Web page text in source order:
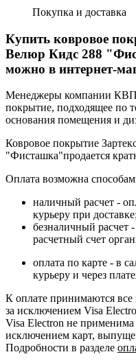
Покупка и доставка
Купить ковровое
Велюр Кидс 288
можно в интернет-
Менеджеры компании
покрытие, подходящее по
основания помещения и
Ковровое покрытие
"Фисташка"продается
Оплата возможна
наличный расчет -
курьеру при доставке;
безналичный расчет
расчетный счет
оплата по карте - в
курьеру и через
К оплате принимаются
за исключением Visa
Visa Electron не применима
исключением карт,
Подробности в разделе